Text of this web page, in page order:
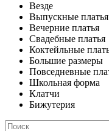
Везде
Выпускные платья
Вечерние платья
Свадебные платья
Коктейльные
Большие размеры
Повседневные
Школьная форма
Клатчи
Бижутерия